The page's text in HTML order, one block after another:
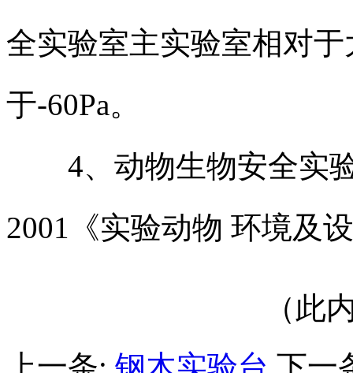
全实验室主实验室相对
于-60Pa。
4、动物生物安全实验
2001《实验动物 环境及
（此